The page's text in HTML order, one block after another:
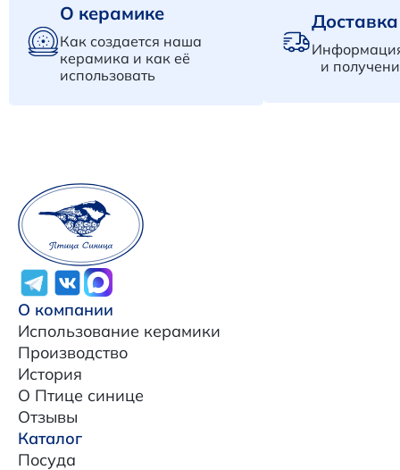
О керамике
Как создается наша
керамика и как её
использовать
и
О компании
Использование керамики
Производство
История
О Птице синице
Отзывы
Каталог
Посуда